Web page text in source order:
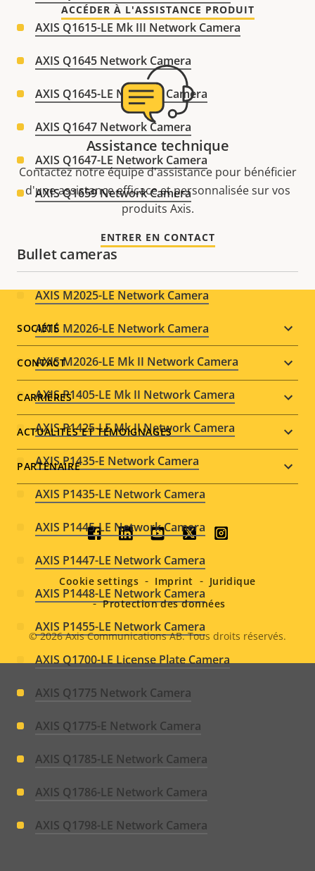
AXIS Q1615-LE Mk III Network Camera
AXIS Q1645 Network Camera
AXIS Q1645-LE Network Camera
AXIS Q1647 Network Camera
AXIS Q1647-LE Network Camera
AXIS Q1659 Network Camera
Bullet cameras
AXIS M2025-LE Network Camera
AXIS M2026-LE Network Camera
AXIS M2026-LE Mk II Network Camera
AXIS P1405-LE Mk II Network Camera
AXIS P1425-LE Mk II Network Camera
AXIS P1435-E Network Camera
AXIS P1435-LE Network Camera
AXIS P1445-LE Network Camera
AXIS P1447-LE Network Camera
AXIS P1448-LE Network Camera
AXIS P1455-LE Network Camera
AXIS Q1700-LE License Plate Camera
AXIS Q1775 Network Camera
AXIS Q1775-E Network Camera
AXIS Q1785-LE Network Camera
AXIS Q1786-LE Network Camera
AXIS Q1798-LE Network Camera
ACCÉDER À L'ASSISTANCE PRODUIT
Assistance technique
Contactez notre équipe d'assistance pour bénéficier
d'une assistance efficace et personnalisée sur vos
produits Axis.
ENTRER EN CONTACT
Footer
menu
SOCIÉTÉ
CONTACT
CARRIÈRES
ACTUALITÉS ET TÉMOIGNAGES
PARTENAIRE
Social
menu
Legal
© 2026Axis Communications AB. Tous droits réservés.
Cookie settings Imprint
Juridique
Protection des données